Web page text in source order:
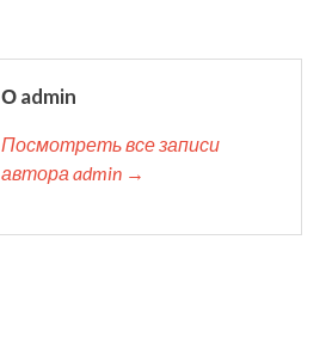
О admin
Посмотреть все записи
автора admin →